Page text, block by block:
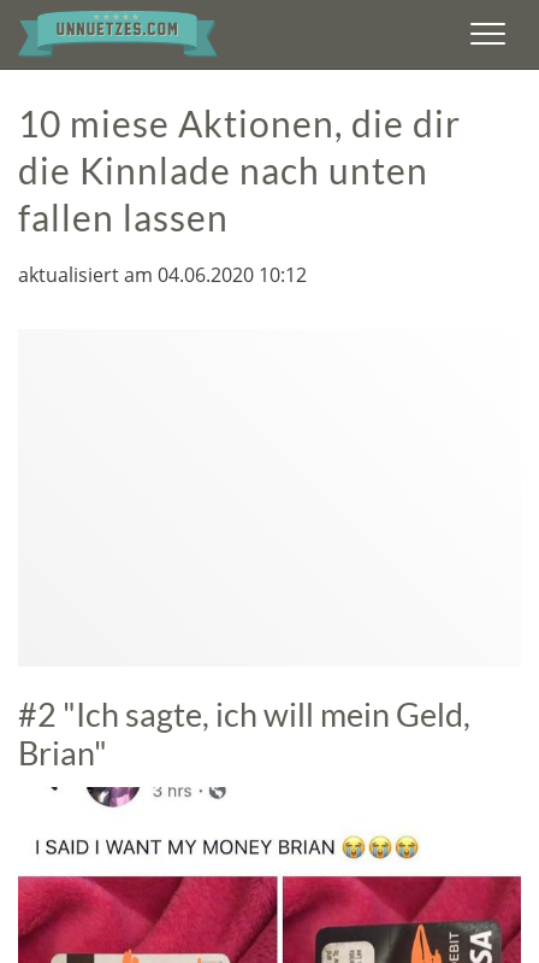
10 miese Aktionen, die dir
die Kinnlade nach unten
fallen lassen
aktualisiert am 04.06.2020 10:12
#2 "Ich sagte, ich will mein Geld,
Brian"